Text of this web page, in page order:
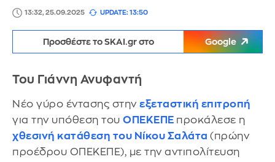
13:32, 25.09.2025 UPDATE: 13:50
Προσθέστε το SKAI.gr στο Google
Του Γιάννη Ανυφαντή
Νέο γύρο έντασης στην εξεταστική επιτροπή
για την υπόθεση του ΟΠΕΚΕΠΕ προκάλεσε η
χθεσινή κατάθεση του Νίκου Σαλάτα (πρώην
προέδρου ΟΠΕΚΕΠΕ), με την αντιπολίτευση